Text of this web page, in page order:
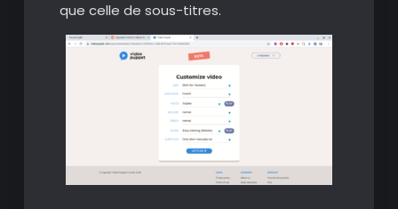
que celle de sous-titres.